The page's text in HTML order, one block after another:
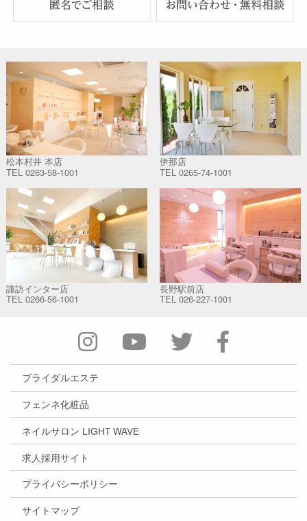
松本村井 本店
TEL 0263-58-1001
伊那店
TEL 0265-74-1001
諏訪インター店
TEL 0266-56-1001
長野駅前店
TEL 026-227-1001
ブライダルエステ
フェンネ化粧品
ネイルサロン LIGHT WAVE
求人採用サイト
プライバシーポリシー
サイトマップ